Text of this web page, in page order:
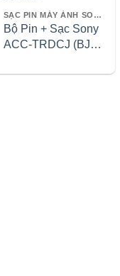
SẠC PIN MÁY ẢNH SONY
Bộ Pin + Sạc Sony
ACC-TRDCJ (BJ1)